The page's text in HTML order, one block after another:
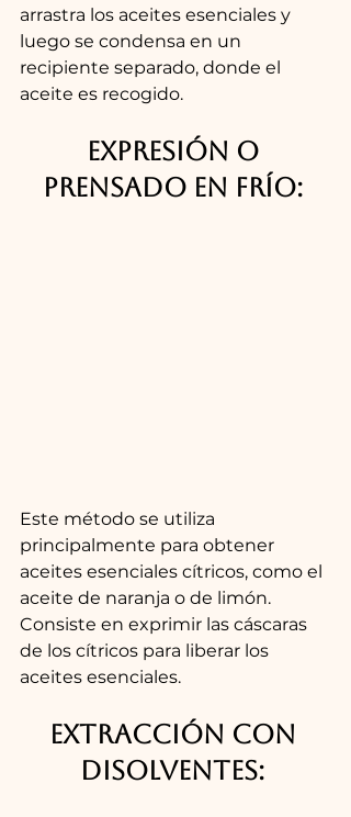
arrastra los aceites esenciales y
luego se condensa en un
recipiente separado, donde el
aceite es recogido.
Expresión o
prensado en frío:
Este método se utiliza
principalmente para obtener
aceites esenciales cítricos, como el
aceite de naranja o de limón.
Consiste en exprimir las cáscaras
de los cítricos para liberar los
aceites esenciales.
Extracción con
disolventes: